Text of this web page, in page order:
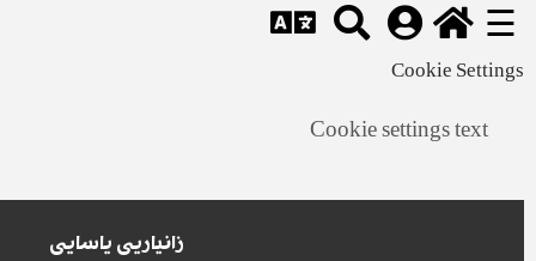
☰
Cookie Settings
Cookie settings text
زانیاریی یاسایی